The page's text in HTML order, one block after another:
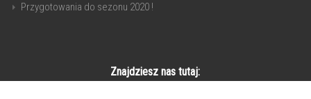
Przygotowania do sezonu 2020 !
Znajdziesz nas tutaj: